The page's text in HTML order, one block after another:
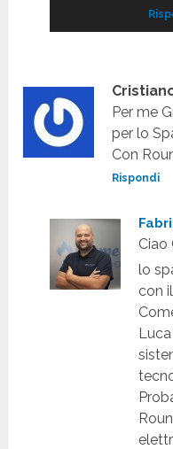
Per me
per lo
Con
Rispondi
Ciao
lo
con